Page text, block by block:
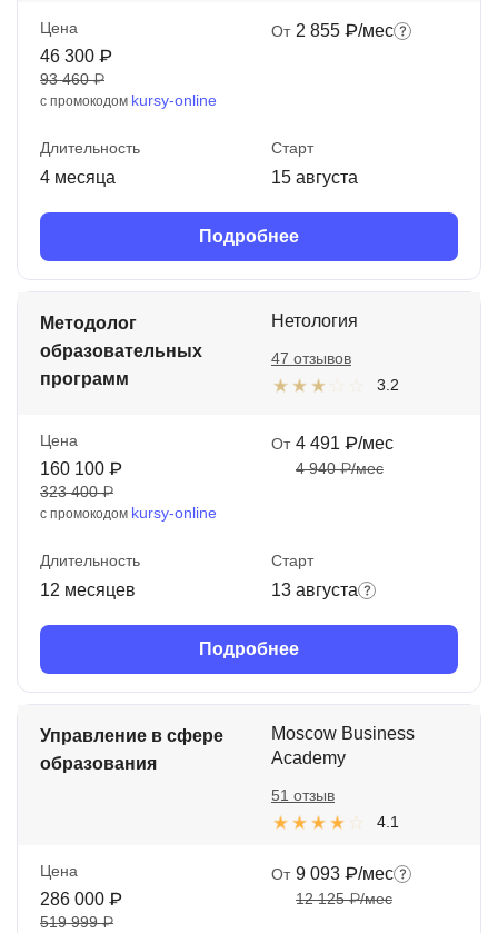
Цена
46 300 ₽
93 460 ₽
с промокодом kursy-online
От 2 855 ₽/мес
Длительность
4 месяца
Старт
15 августа
Подробнее
Методолог
образовательных
программ
Нетология
3.2
47 отзывов
Цена
160 100 ₽
323 400 ₽
с промокодом kursy-online
От 4 491 ₽/мес
4 940 ₽/мес
Длительность
12 месяцев
Старт
13 августа
Подробнее
Управление в сфере
образования
Moscow Business
Academy
4.1
51 отзыв
Цена
286 000 ₽
519 999 ₽
От 9 093 ₽/мес
12 125 ₽/мес